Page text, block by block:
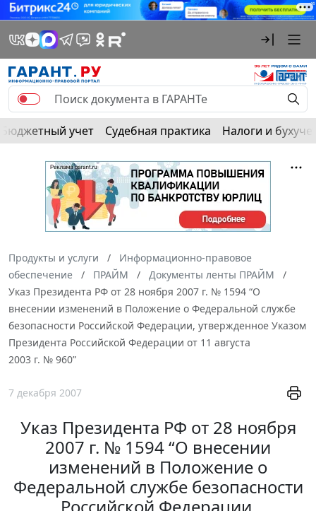
Бюджетный учет Судебная практика Налоги и
Продукты и услуги
Информационно-правовое
обеспечение
ПРАЙМ
Документы ленты ПРАЙМ
Указ Президента РФ от 28 ноября 2007 г. № 1594 “О
внесении изменений в Положение о Федеральной службе
безопасности Российской Федерации, утвержденное Указом
Президента Российской Федерации от 11 августа
2003 г. № 960”
7 декабря 2007
Указ Президента РФ от 28 ноября
2007 г. № 1594 “О внесении
изменений в Положение о
Федеральной службе безопасности